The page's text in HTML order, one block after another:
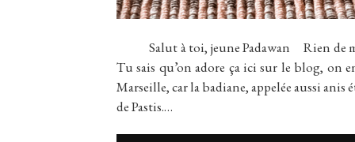
Salut à toi, jeune Padawan Rien de
Tu sais qu’on adore ça ici sur le blog, on
Marseille, car la badiane, appelée aussi
de Pastis.…